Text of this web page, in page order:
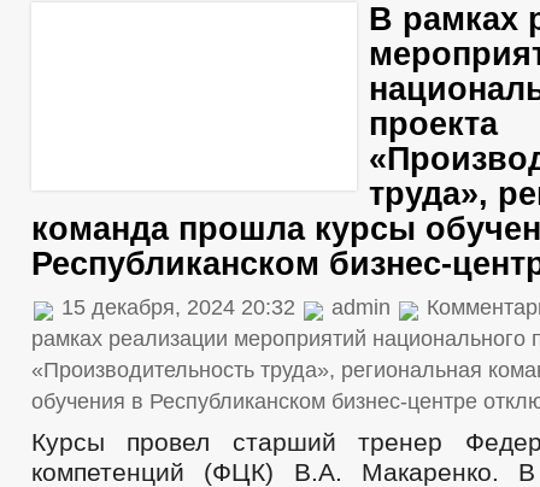
В рамках
проекта
труда»,
команда прошла курсы
Республиканском бизнес-
15 декабря, 2024 20:32 admin
рамках реализации мероприятий национального
«Производительность труда», региональная
обучения в Республиканском бизнес-центре
Курсы провел старший тренер
компетенций (ФЦК) В.А. Макаренко.